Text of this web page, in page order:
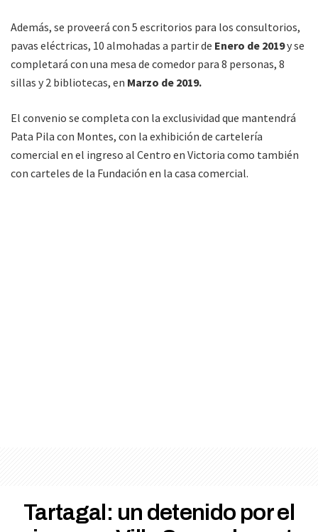
Además, se proveerá con 5 escritorios para los consultorios,
pavas eléctricas, 10 almohadas a partir de Enero de 2019y se
completará con una mesa de comedor para 8 personas, 8
sillas y 2 bibliotecas, en Marzo de 2019.
El convenio se completa con la exclusividad que mantendrá
Pata Pila con Montes, con la exhibición de cartelería
comercial en el ingreso al Centro en Victoria como también
con carteles de la Fundación en la casa comercial.
Tartagal: un detenido por el